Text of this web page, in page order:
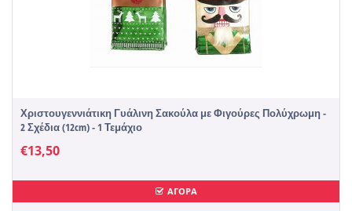
Χριστουγεννιάτικη Γυάλινη Σακούλα με Φιγούρες Πολύχρωμη -
2 Σχέδια (12cm) - 1 Τεμάχιο
€13,50
ΑΓΟΡΑ